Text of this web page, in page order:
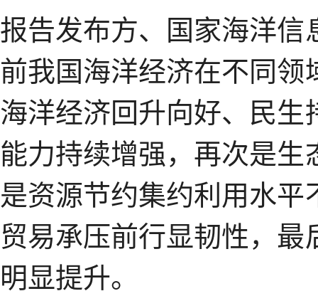
报告发布方、国家海洋
前我国海洋经济在不同
海洋经济回升向好、民
能力持续增强，再次是
是资源节约集约利用水
贸易承压前行显韧性，
明显提升。